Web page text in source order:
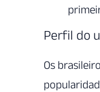
Perfil do
Os